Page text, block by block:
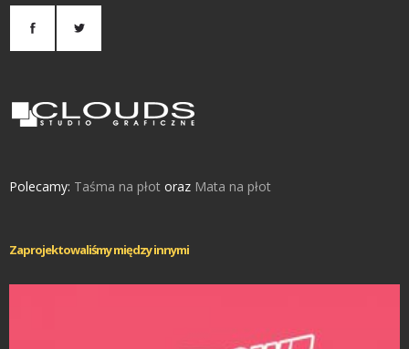
Polecamy: Taśma na płot oraz Mata na płot
Zaprojektowaliśmy między innymi